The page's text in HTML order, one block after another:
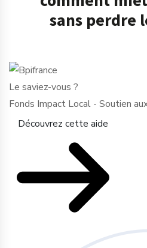
sans perdre
Le saviez-vous ?
Fonds Impact Local - Soutien
Découvrez cette aide